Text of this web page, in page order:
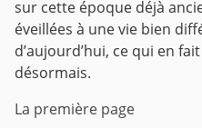
sur cette époque déjà
éveillées à une vie bien
d’aujourd’hui, ce qui en
désormais.
La première page